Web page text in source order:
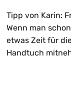
Tipp von Karin:
Wenn man
etwas Zeit für
Handtuch